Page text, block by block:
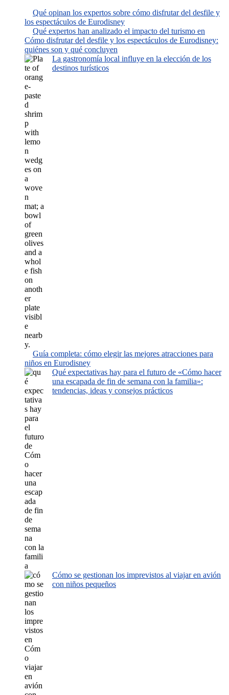
Qué opinan los expertos sobre cómo disfrutar del desfile y
los espectáculos de Eurodisney
Qué expertos han analizado el impacto del turismo en
Cómo disfrutar del desfile y los espectáculos de Eurodisney:
quiénes son y qué concluyen
La gastronomía local influye en la elección de los
destinos turísticos
Guía completa: cómo elegir las mejores atracciones para
niños en Eurodisney
Qué expectativas hay para el futuro de «Cómo hacer
una escapada de fin de semana con la familia»:
tendencias, ideas y consejos prácticos
Cómo se gestionan los imprevistos al viajar en avión
con niños pequeños